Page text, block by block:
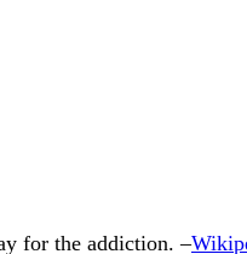
for the addiction. –